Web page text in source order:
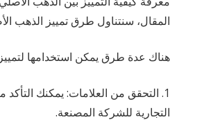
المقال، سنتناول طرق تمييز الذهب
هناك عدة طرق يمكن استخدامها
1. التحقق من العلامات: يمكنك
التجارية للشركة المصنعة.